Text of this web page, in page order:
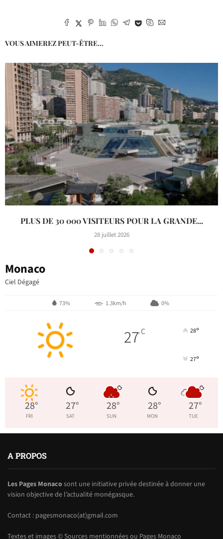
VOUS AIMEREZ PEUT-ÊTRE...
PLUS DE 30 000 VISITEURS POUR LA GRANDE...
28 juillet 2026
Monaco
Ciel Dégagé
73% 1.3km/h 0%
27°C 28°
27°
28°
FRI
27°
SAT
28°
SUN
28°
MON
27°
TUE
A PROPOS
Les Pages Monacosont une initiative privée destinée à donner une
vision objective de l’actualité monégasque.
Contact : pagesmonaco(at)gmail.com
Textes et images © Sources mentionnées ou Pages Monaco